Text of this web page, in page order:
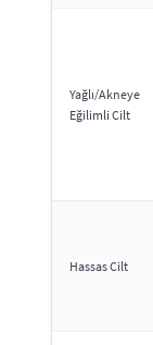
Yağlı/Akneye
Eğilimli Cilt
Hassas Cilt